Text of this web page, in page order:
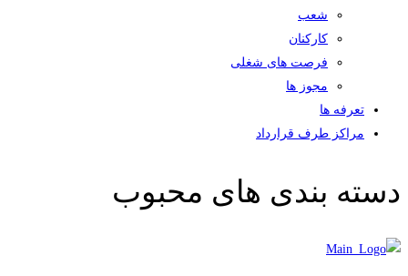
شعب
کارکنان
فرصت های شغلی
مجوز ها
تعرفه ها
مراکز طرف قرارداد
دسته بندی های محبوب